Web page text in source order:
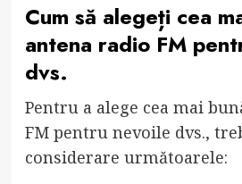
Cum să alegeți cea
antena radio FM
dvs.
Pentru a alege cea mai
FM pentru nevoile dvs.,
considerare următoarele: